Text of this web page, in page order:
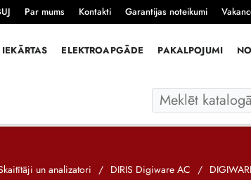
Par mums Kontakti Garantijas noteikumi
ELEKTROAPGĀDE PAKALPOJUMI
un analizatori / DIRIS Digiware AC /